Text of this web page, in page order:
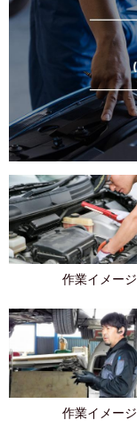
作業イメージ
作業イメージ